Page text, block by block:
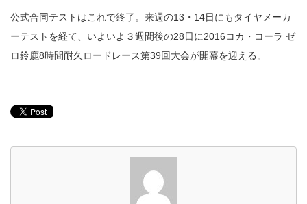
公式合同テストはこれで終了。来週の13・14日にもタイヤメーカ
ーテストを経て、いよいよ３週間後の28日に2016コカ・コーラ ゼ
ロ鈴鹿8時間耐久ロードレース第39回大会が開幕を迎える。